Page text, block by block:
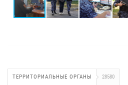
ТЕРРИТОРИАЛЬНЫЕ ОРГАНЫ 28580